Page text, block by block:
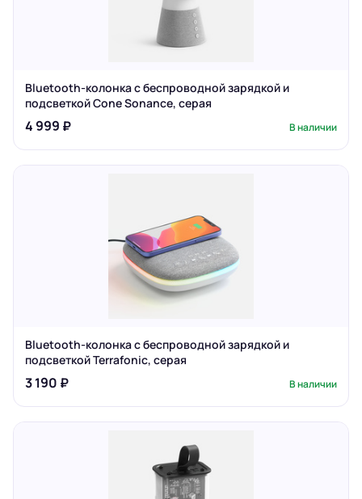
Bluetooth-колонка с беспроводной зарядкой и
подсветкой Cone Sonance, серая
4 999 ₽ В наличии
Bluetooth-колонка с беспроводной зарядкой и
подсветкой Terrafonic, серая
3 190 ₽ В наличии